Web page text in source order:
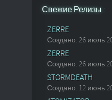
Свежие Релизы :
ZERRE
Создано: 26 июль
ZERRE
Создано: 26 июль
STORMDEATH
Создано: 12 июнь